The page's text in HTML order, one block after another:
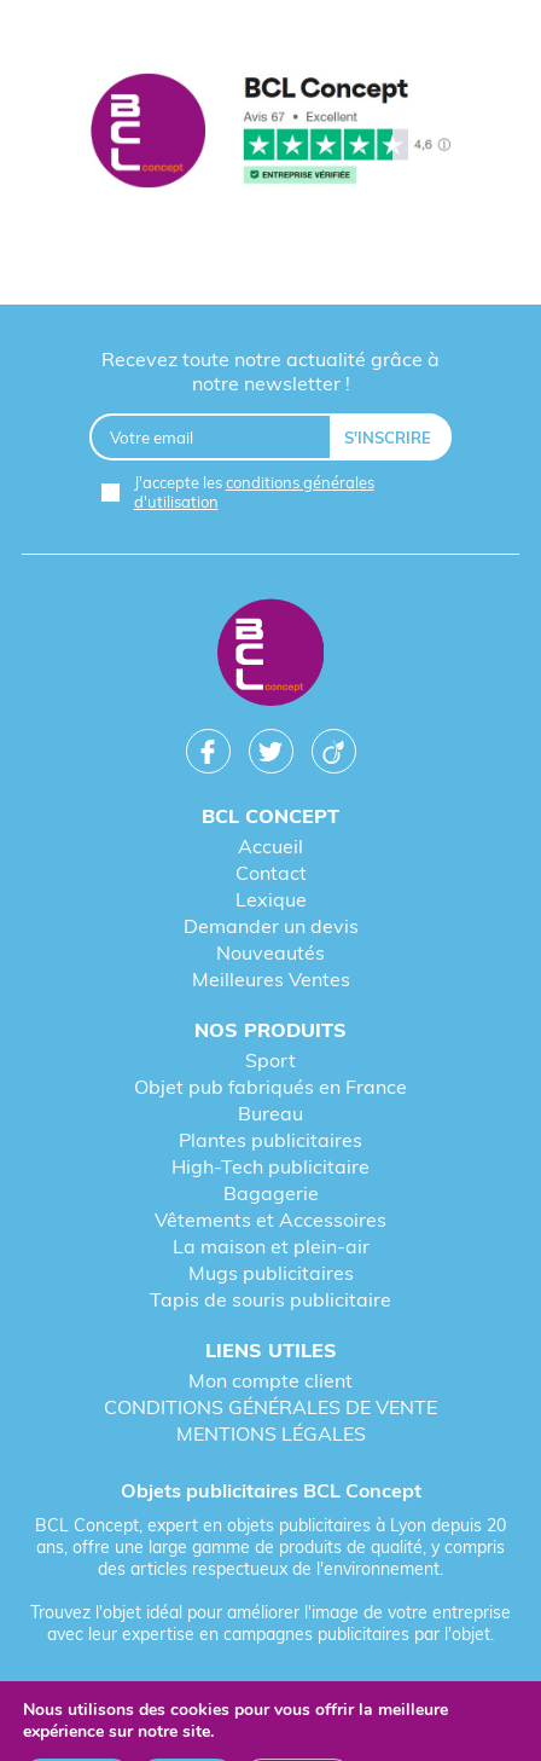
Recevez toute notre actualité grâce à
notre newsletter !
J'accepte lesconditions générales
d'utilisation
BCL CONCEPT
Accueil
Contact
Lexique
Demander un devis
Nouveautés
Meilleures Ventes
NOS PRODUITS
Sport
Objet pub fabriqués en France
Bureau
Plantes publicitaires
High-Tech publicitaire
Bagagerie
Vêtements et Accessoires
La maison et plein-air
Mugs publicitaires
Tapis de souris publicitaire
LIENS UTILES
Mon compte client
CONDITIONS GÉNÉRALES DE VENTE
MENTIONS LÉGALES
Objets publicitaires BCL Concept
BCL Concept, expert en objets publicitaires à Lyon depuis 20
ans, offre une large gamme de produits de qualité, y compris
des articles respectueux de l'environnement.
Trouvez l'objet idéal pour améliorer l'image de votre entreprise
avec leur expertise en campagnes publicitaires par l'objet.
Fièrement forgé par Les Vikings
Nous utilisons des cookies pour vous offrir la meilleure
expérience sur notre site.